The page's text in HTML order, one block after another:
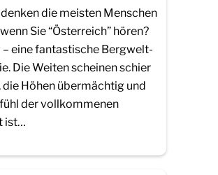
die meisten Menschen
Sie “Österreich” hören?
– eine fantastische Bergwelt-
Die Weiten scheinen schier
die Höhen übermächtig und
der vollkommenen
ist…